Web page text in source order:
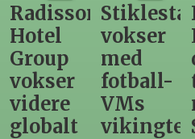
Stiklestad
vokser
med
fotball-
VMs
vikingtematikk
Fra
direktør
til
nytt